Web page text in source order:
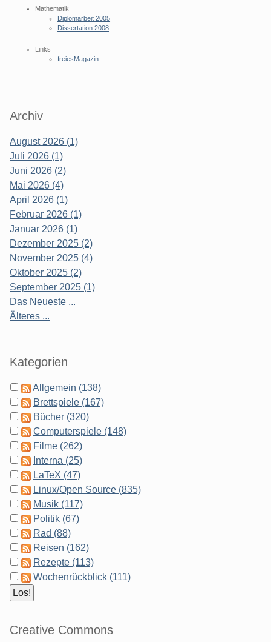
Mathematik
Diplomarbeit 2005
Dissertation 2008
Links
freiesMagazin
Archiv
August 2026 (1)
Juli 2026 (1)
Juni 2026 (2)
Mai 2026 (4)
April 2026 (1)
Februar 2026 (1)
Januar 2026 (1)
Dezember 2025 (2)
November 2025 (4)
Oktober 2025 (2)
September 2025 (1)
Das Neueste ...
Älteres ...
Kategorien
Allgemein (138)
Brettspiele (167)
Bücher (320)
Computerspiele (148)
Filme (262)
Interna (25)
LaTeX (47)
Linux/Open Source (835)
Musik (117)
Politik (67)
Rad (88)
Reisen (162)
Rezepte (113)
Wochenrückblick (111)
Creative Commons